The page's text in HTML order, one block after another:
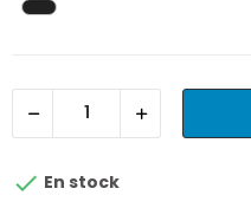
 En stock